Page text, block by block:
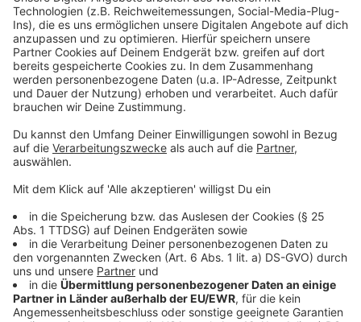
RB 30: Die Züge fahren über Bonn hinaus bis nach
Brühl
Zwischen Köln Hauptbahnhof und Brühl wird ein
Schienenersatzverkehr (SEV) mit Bussen eingerichtet.
In Brühl besteht Anschluss an die Züge der Linien RB
30 und RB 26. An den Wochenenden werden zwischen
Köln und Bonn zusätzliche Fahrten auf den
Stadtbahnlinien 16 und 18 (SWB und KVB) angeboten.
Zudem wird ein SEV mit Bussen zwischen Hürth-
Kalscheuren und der Stadtbahnhaltestelle Köln
Klettenbergpark eingerichtet.
Die Züge des Fernverkehrs in Richtung Süden werden